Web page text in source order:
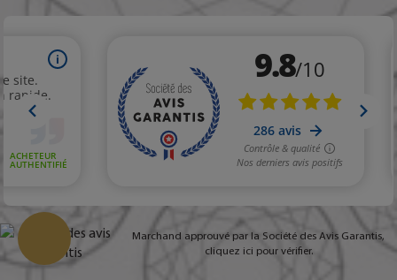
Marchand approuvé par la Société des Avis Garantis,
cliquez ici pour vérifier.